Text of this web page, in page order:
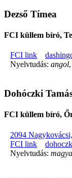
Dezső Tímea
FCI küllem bíró,
FCI link
Nyelvtudás: angol,
Dohóczki
FCI küllem bíró,
2094
FCI link
Nyelvtudás: